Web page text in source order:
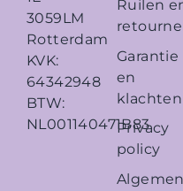
3059LM
Rotterdam
KVK:
64342948
BTW:
NL001140471B83
Ruilen
Garantie
en
klachten
Privacy
policy